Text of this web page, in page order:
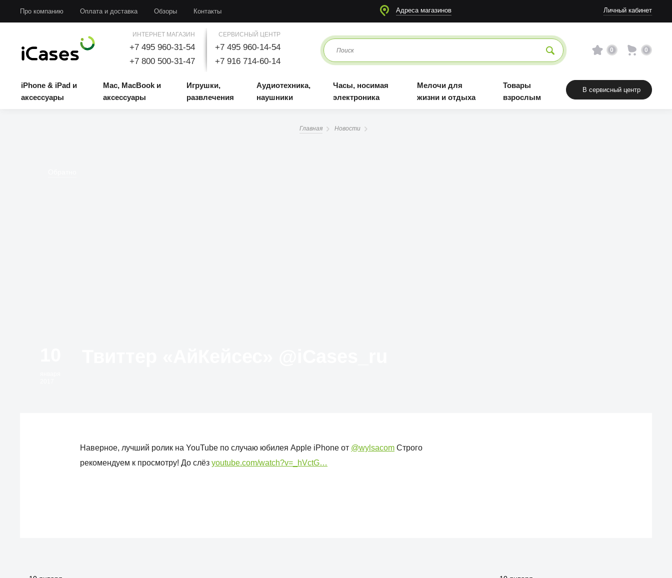
Про компанию Оплата и доставка Обзоры Контакты Адреса магазинов Личный кабинет
ИНТЕРНЕТ МАГАЗИН
+7 495 960-31-54
+7 800 500-31-47
СЕРВИСНЫЙ ЦЕНТР
+7 495 960-14-54
+7 916 714-60-14
0 0
iPhone & iPad и
аксессуары
Mac, MacBook и
аксессуары
Игрушки,
развлечения
Аудиотехника,
наушники
Часы, носимая
электроника
Мелочи для
жизни и отдыха
Товары
взрослым
В сервисный центр
Главная Новости
Наверное, лучший ролик на YouTube по случаю юбилея Apple iPhone от @wylsacom Строго
рекомендуем к просмотру! До слёз youtube.com/watch?v=_hVctG…